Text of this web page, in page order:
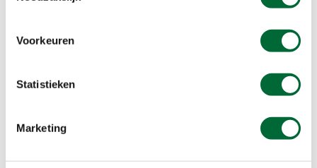
Voorkeuren
Statistieken
Marketing
wandeling:
Onderweg kom je langs een trekpont. Deze
leuke oversteek licht op de grens van polder
je over gaat is het Eijerlandskanaal. Ben je een
lange-afstand-wandelaar? Op dit punt kruist
ook het Noord-Holland pad, een route van Texel